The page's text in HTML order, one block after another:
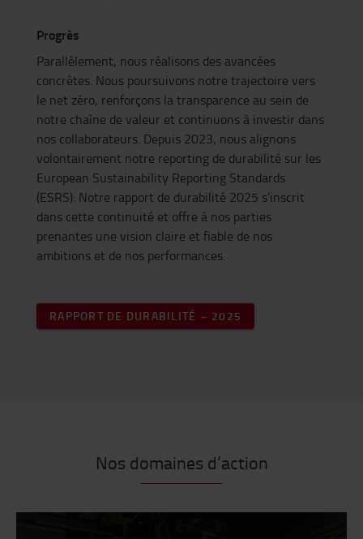
Progrès
Parallèlement, nous réalisons des avancées
concrètes. Nous poursuivons notre trajectoire vers
le net zéro, renforçons la transparence au sein de
notre chaîne de valeur et continuons à investir dans
nos collaborateurs. Depuis 2023, nous alignons
volontairement notre reporting de durabilité sur les
European Sustainability Reporting Standards
(ESRS). Notre rapport de durabilité 2025 s’inscrit
dans cette continuité et offre à nos parties
prenantes une vision claire et fiable de nos
ambitions et de nos performances.
RAPPORT DE DURABILITÉ – 2025
Nos domaines d’action